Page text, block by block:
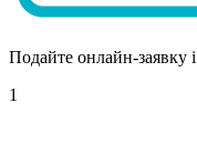
Подайте онлайн-заявку
1